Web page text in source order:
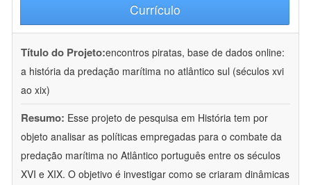
Currículo
Título do Projeto:encontros piratas, base de dados online:
a história da predação marítima no atlântico sul (séculos xvi
ao xix)
Resumo: Esse projeto de pesquisa em História tem por
objeto analisar as políticas empregadas para o combate da
predação marítima no Atlântico português entre os séculos
XVI e XIX. O objetivo é investigar como se criaram dinâmicas